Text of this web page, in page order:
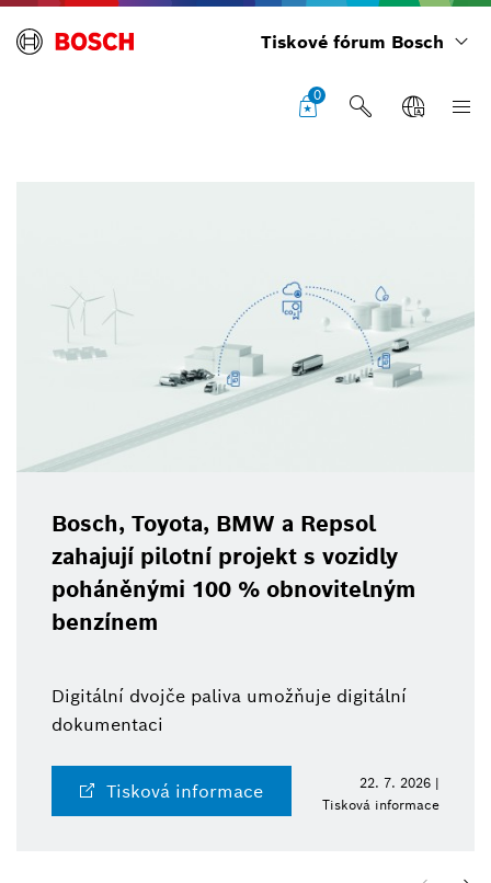
Tiskové fórum Bosch
0
Bosch, Toyota, BMW a Repsol
zahajují pilotní projekt s vozidly
poháněnými 100 % obnovitelným
benzínem
Digitální dvojče paliva umožňuje digitální
dokumentaci
Tisková informace
22. 7. 2026 |
Tisková informace